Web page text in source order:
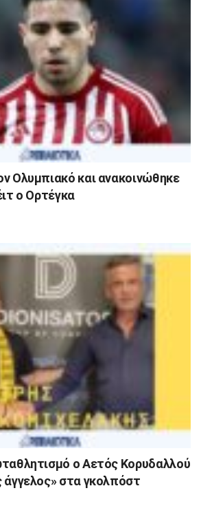
Ολυμπιακό και ανακοινώθηκε
ο Ορτέγκα
ο Αετός Κορυδαλλού
στα γκολπόστ